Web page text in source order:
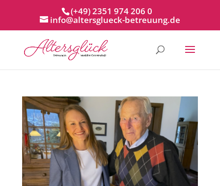
(+49) 2351 974 206 0
info@altersglueck-betreuung.de